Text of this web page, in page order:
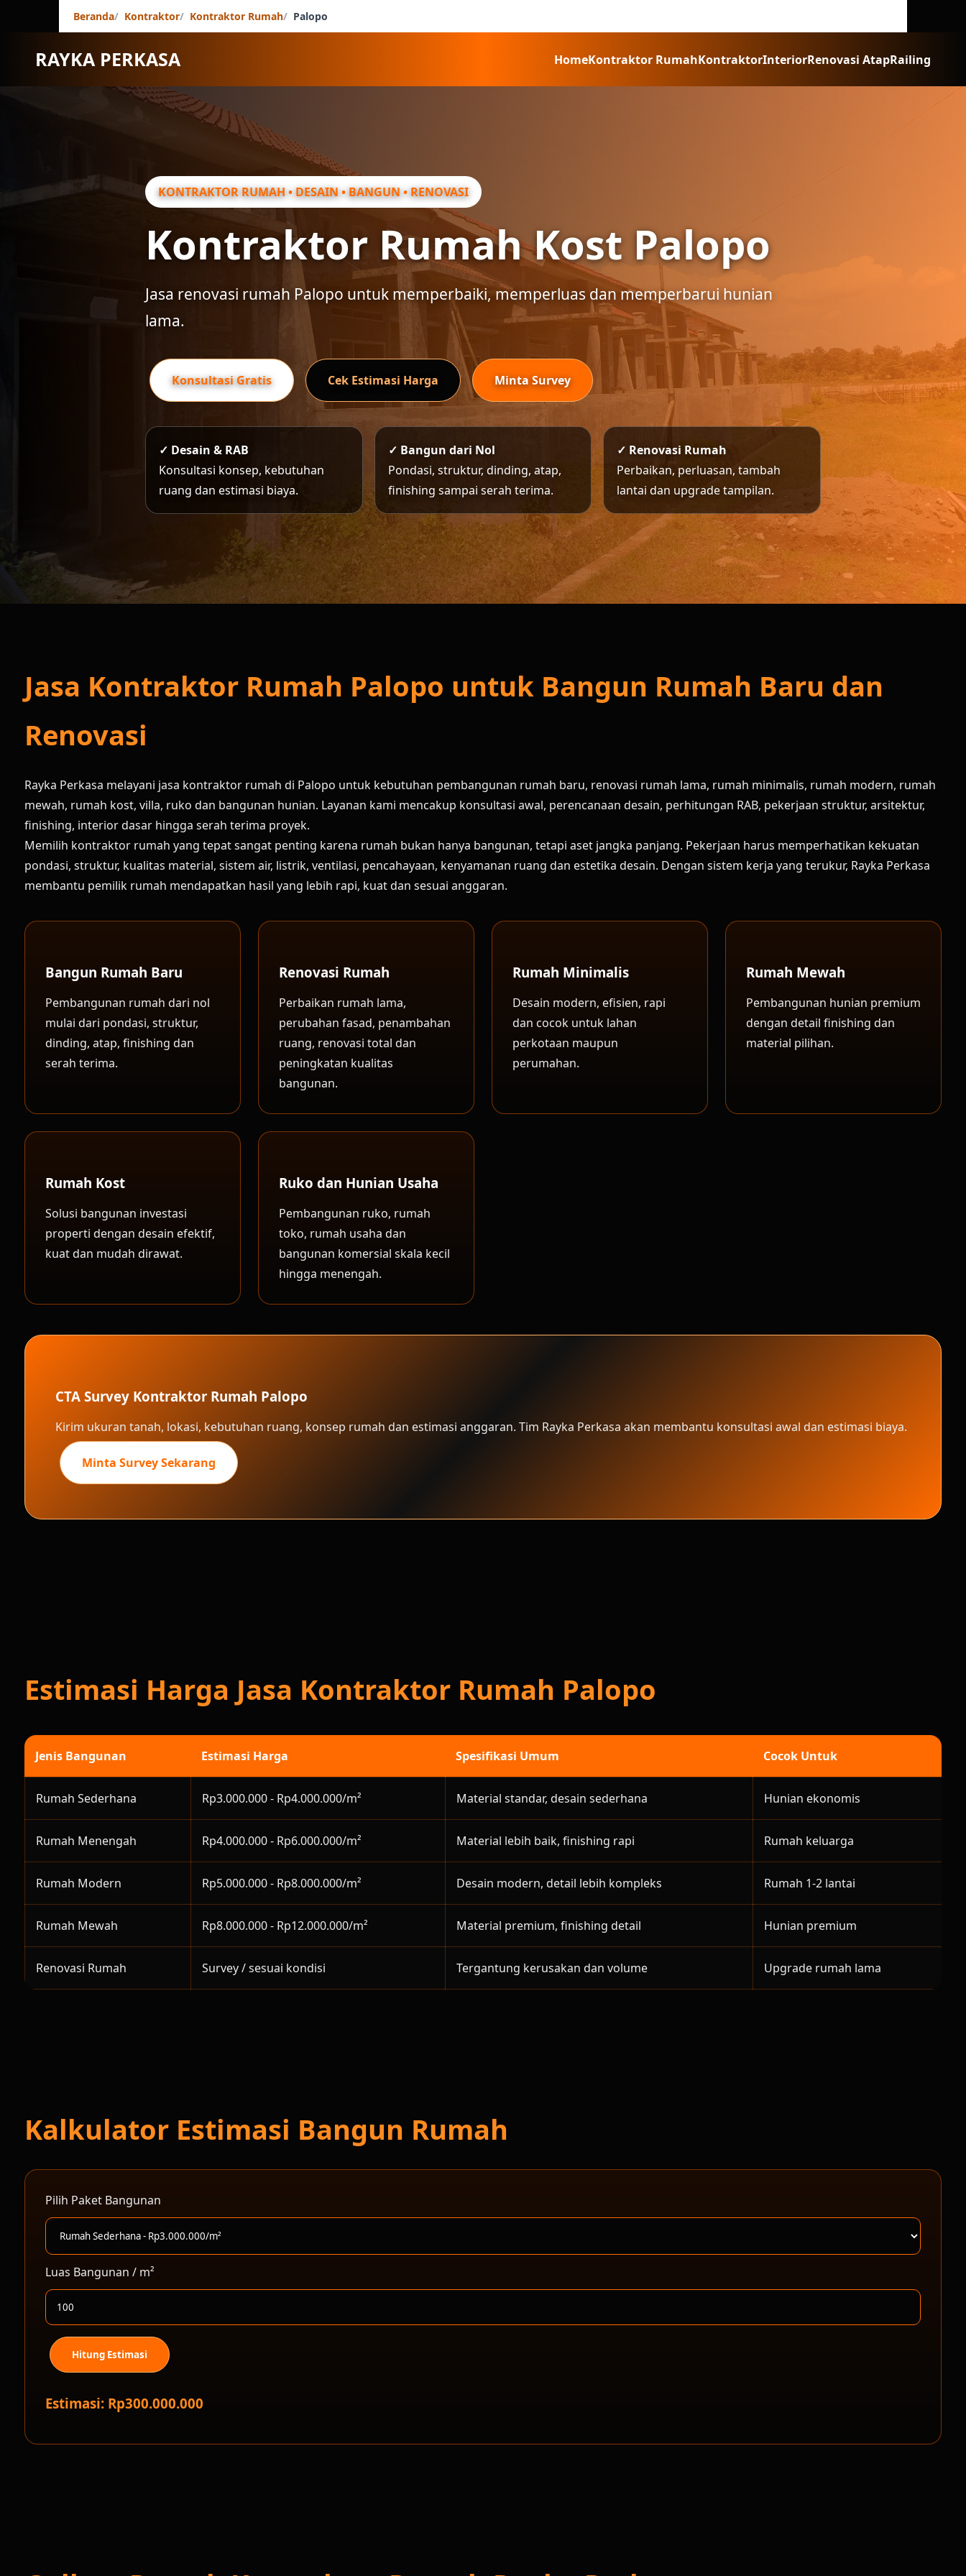
Beranda Kontraktor Kontraktor Rumah Palopo
RAYKA PERKASA HomeKontraktor RumahKontraktorInteriorRenovasi AtapRailing
KONTRAKTOR RUMAH • DESAIN • BANGUN • RENOVASI
Kontraktor Rumah Kost Palopo
Jasa renovasi rumah Palopo untuk memperbaiki, memperluas dan memperbarui hunian
lama.
Konsultasi Gratis Cek Estimasi Harga Minta Survey
✓ Desain & RAB
Konsultasi konsep, kebutuhan
ruang dan estimasi biaya.
✓ Bangun dari Nol
Pondasi, struktur, dinding, atap,
finishing sampai serah terima.
✓ Renovasi Rumah
Perbaikan, perluasan, tambah
lantai dan upgrade tampilan.
Jasa Kontraktor Rumah Palopo untuk Bangun Rumah Baru dan
Renovasi
Rayka Perkasa melayani jasa kontraktor rumah di Palopo untuk kebutuhan pembangunan rumah baru, renovasi rumah lama, rumah minimalis, rumah modern, rumah
mewah, rumah kost, villa, ruko dan bangunan hunian. Layanan kami mencakup konsultasi awal, perencanaan desain, perhitungan RAB, pekerjaan struktur, arsitektur,
finishing, interior dasar hingga serah terima proyek.
Memilih kontraktor rumah yang tepat sangat penting karena rumah bukan hanya bangunan, tetapi aset jangka panjang. Pekerjaan harus memperhatikan kekuatan
pondasi, struktur, kualitas material, sistem air, listrik, ventilasi, pencahayaan, kenyamanan ruang dan estetika desain. Dengan sistem kerja yang terukur, Rayka Perkasa
membantu pemilik rumah mendapatkan hasil yang lebih rapi, kuat dan sesuai anggaran.
Bangun Rumah Baru
Pembangunan rumah dari nol
mulai dari pondasi, struktur,
dinding, atap, finishing dan
serah terima.
Renovasi Rumah
Perbaikan rumah lama,
perubahan fasad, penambahan
ruang, renovasi total dan
peningkatan kualitas
bangunan.
Rumah Minimalis
Desain modern, efisien, rapi
dan cocok untuk lahan
perkotaan maupun
perumahan.
Rumah Mewah
Pembangunan hunian premium
dengan detail finishing dan
material pilihan.
Rumah Kost
Solusi bangunan investasi
properti dengan desain efektif,
kuat dan mudah dirawat.
Ruko dan Hunian Usaha
Pembangunan ruko, rumah
toko, rumah usaha dan
bangunan komersial skala kecil
hingga menengah.
CTA Survey Kontraktor Rumah Palopo
Kirim ukuran tanah, lokasi, kebutuhan ruang, konsep rumah dan estimasi anggaran. Tim Rayka Perkasa akan membantu konsultasi awal dan estimasi biaya.
Minta Survey Sekarang
Estimasi Harga Jasa Kontraktor Rumah Palopo
Jenis Bangunan Estimasi Harga Spesifikasi Umum Cocok Untuk
Rumah Sederhana Rp3.000.000 - Rp4.000.000/m² Material standar, desain sederhana Hunian ekonomis
Rumah Menengah Rp4.000.000 - Rp6.000.000/m² Material lebih baik, finishing rapi Rumah keluarga
Rumah Modern Rp5.000.000 - Rp8.000.000/m² Desain modern, detail lebih kompleks Rumah 1-2 lantai
Rumah Mewah Rp8.000.000 - Rp12.000.000/m² Material premium, finishing detail Hunian premium
Renovasi Rumah Survey / sesuai kondisi Tergantung kerusakan dan volume Upgrade rumah lama
Kalkulator Estimasi Bangun Rumah
Pilih Paket Bangunan
Luas Bangunan / m²
Hitung Estimasi
Estimasi: Rp300.000.000